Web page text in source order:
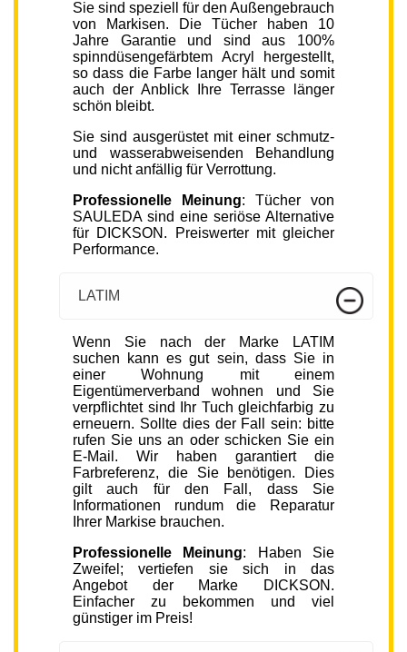
Sie sind speziell für den Außengebrauch
von Markisen. Die Tücher haben 10
Jahre Garantie und sind aus 100%
spinndüsengefärbtem Acryl hergestellt,
so dass die Farbe langer hält und somit
auch der Anblick Ihre Terrasse länger
schön bleibt.
Sie sind ausgerüstet mit einer schmutz-
und wasserabweisenden Behandlung
und nicht anfällig für Verrottung.
Professionelle Meinung: Tücher von
SAULEDA sind eine seriöse Alternative
für DICKSON. Preiswerter mit gleicher
Performance.
LATIM
Wenn Sie nach der Marke LATIM
suchen kann es gut sein, dass Sie in
einer Wohnung mit einem
Eigentümerverband wohnen und Sie
verpflichtet sind Ihr Tuch gleichfarbig zu
erneuern. Sollte dies der Fall sein: bitte
rufen Sie uns an oder schicken Sie ein
E-Mail. Wir haben garantiert die
Farbreferenz, die Sie benötigen. Dies
gilt auch für den Fall, dass Sie
Informationen rundum die Reparatur
Ihrer Markise brauchen.
Professionelle Meinung: Haben Sie
Zweifel; vertiefen sie sich in das
Angebot der Marke DICKSON.
Einfacher zu bekommen und viel
günstiger im Preis!